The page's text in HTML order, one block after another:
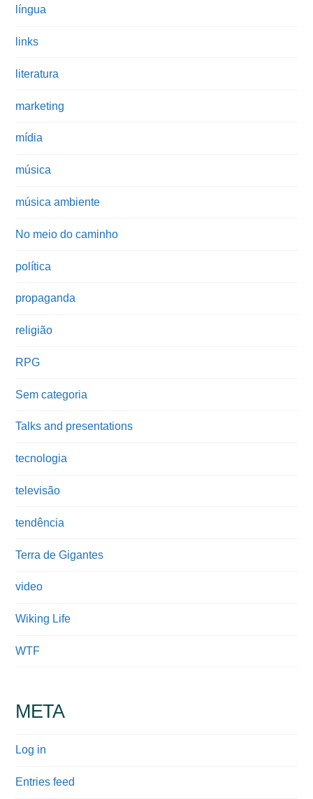
língua
links
literatura
marketing
mídia
música
música ambiente
No meio do caminho
política
propaganda
religião
RPG
Sem categoria
Talks and presentations
tecnologia
televisão
tendência
Terra de Gigantes
video
Wiking Life
WTF
META
Log in
Entries feed